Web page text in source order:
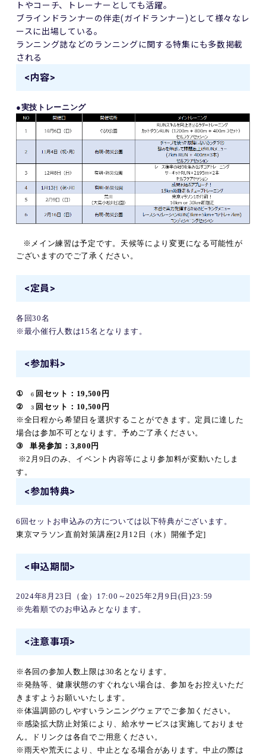
トやコーチ、トレーナーとしても活躍。
ブラインドランナーの伴走(ガイドランナー) として様々なレ
ースに出場している。
ランニング誌などのランニングに関する特集にも多数掲載
される
<内容>
●実技トレーニング
※メイン練習は予定です。天候等により変更になる可能性が
ございますのでご了承ください。
<定員>
各回30名
※最小催行人数は15名となります。
<参加料>
① ６ 回セット：19,500円
② ３ 回セット：10,500円
※全日程から希望日を選択することができます。定員に達した
場合は参加不可となります。予めご了承ください。
③
単発参加： 3,800 円
※2月9日のみ、イベント内容等により参加料が変動いたしま
す。
<参加特典>
6回セットお申込みの方については以下特典がございます。
東京マラソン直前対策講座[2 月 12 日（水）開催予定]
<申込期間>
2024年8 月 23 日（金） 17:00 ～2025年2月9日 ( 日 )23:59
※先着順でのお申込みとなります。
<注意事項>
※各回の参加人数上限は30名となります。
※発熱等、健康状態のすぐれない場合は、参加をお控えいただ
きますようお願いいたします。
※体温調節のしやすいランニングウェアでご参加ください。
※感染拡大防止対策により、給水サービスは実施しておりませ
ん。ドリンクは各自でご用意ください。
※雨天や荒天により、中止となる場合があります。中止の際は